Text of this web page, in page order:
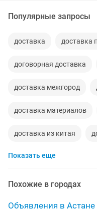
Популярные запросы
доставка доставка
договорная доставка
доставка межгород
доставка материалов
доставка из китая
доставка холодильника
Показать еще
Похожие в городах
Объявления в Астане